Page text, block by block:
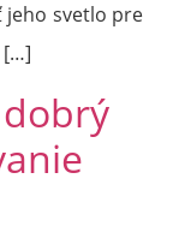
svetlo pre
[…]